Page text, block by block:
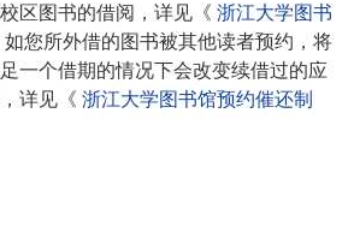
区图书的借阅，详见《 浙江大学图书
如您所外借的图书被其他读者预约，将
一个借期的情况下会改变续借过的应
详见《 浙江大学图书馆预约催还制